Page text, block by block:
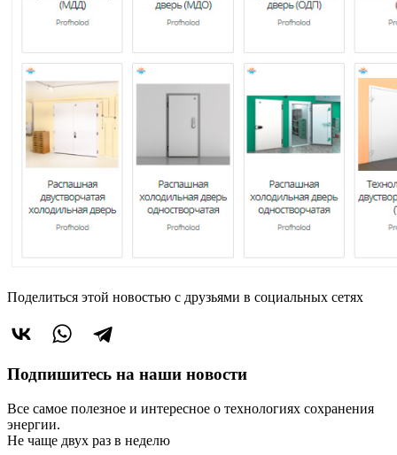
Поделиться этой новостью с друзьями в социальных сетях
Подпишитесь на наши новости
Все самое полезное и интересное о технологиях сохранения
энергии.
Не чаще двух раз в неделю